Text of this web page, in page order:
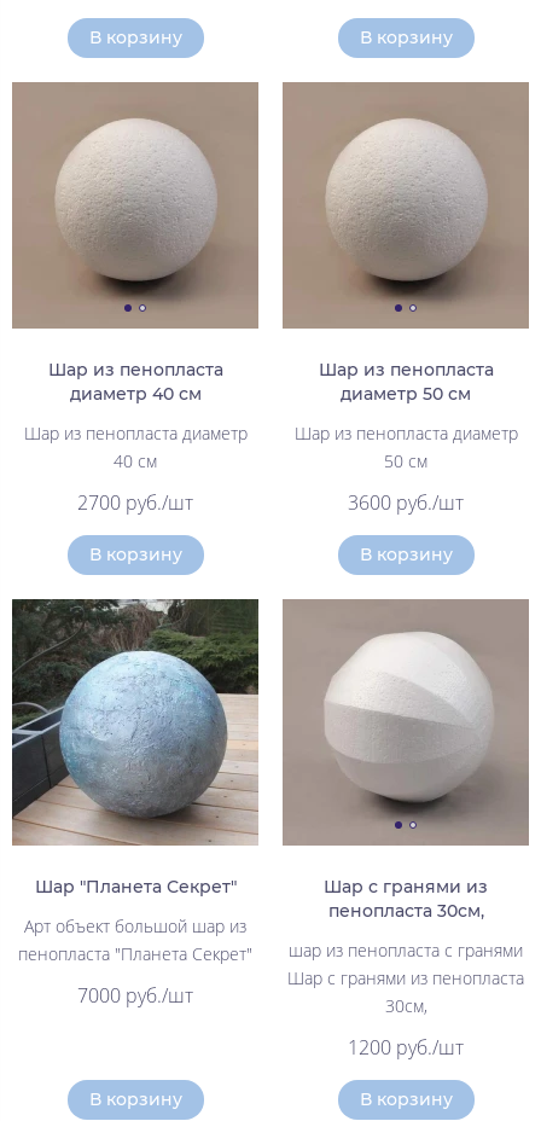
В корзину В корзину
Шар из пенопласта
диаметр 40 см
Шар из пенопласта диаметр
40 см
2700 руб./шт
В корзину
Шар из пенопласта
диаметр 50 см
Шар из пенопласта диаметр
50 см
3600 руб./шт
В корзину
Шар "Планета Секрет"
Арт объект большой шар из
пенопласта "Планета Секрет"
7000 руб./шт
В корзину
Шар с гранями из
пенопласта 30см,
шар из пенопласта с гранями
Шар с гранями из пенопласта
30см,
1200 руб./шт
В корзину